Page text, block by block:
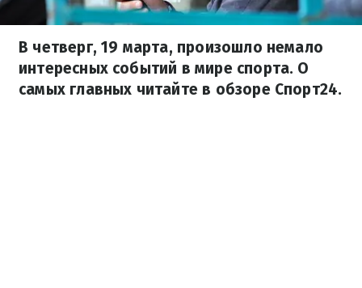
В четверг, 19 марта, произошло немало
интересных событий в мире спорта. О
самых главных читайте в обзоре Спорт24.